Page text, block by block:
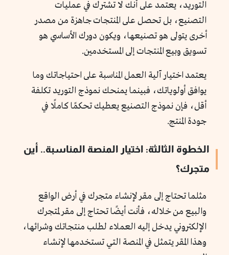
التوريد، يعتمد على أنك لا تشترك في عمليات
التصنيع، بل تحصل على المنتجات جاهزة من مصدر
أخرى يتولى هو تصنيعها، ويكون دورك الأساسي هو
تسويق وبيع المنتجات إلى المستخدمين.
يعتمد اختيار آلية العمل المناسبة على احتياجاتك وما
يوافق أولوياتك، فبينما يمنحك نموذج التوريد تكلفة
أقل، فإن نموذج التصنيع يعطيك تحكمًا كاملًا في
جودة المنتج.
الخطوة الثالثة: اختيار المنصة المناسبة.. أين
متجرك؟
مثلما تحتاج إلى مقر لإنشاء متجرك في أرض الواقع
والبيع من خلاله، فأنت أيضًا تحتاج إلى مقر لمتجرك
الإلكتروني يدخل إليه العملاء لطلب منتجاتك وشرائها،
وهذا المقر يتمثل في المنصة التي تستخدمها لإنشاء